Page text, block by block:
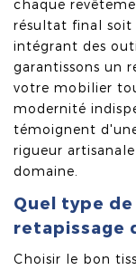
chaque
résultat final soit
intégrant des
garantissons un
votre mobilier
modernité
témoignent
rigueur
domaine.
Quel type
retapissage
Choisir le bon